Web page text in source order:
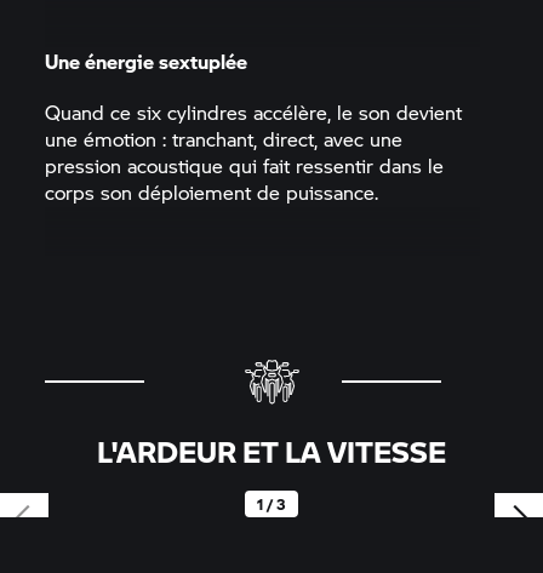
Une énergie sextuplée
Quand ce six cylindres accélère, le son devient
une émotion : tranchant, direct, avec une
pression acoustique qui fait ressentir dans le
corps son déploiement de puissance.
L'ARDEUR ET LA VITESSE
1 / 3